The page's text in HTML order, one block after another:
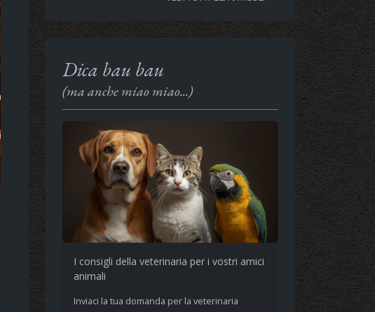
Dica bau bau
(ma anche miao miao...)
I consigli della veterinaria per i vostri amici
animali
Inviaci la tua domanda per la veterinaria